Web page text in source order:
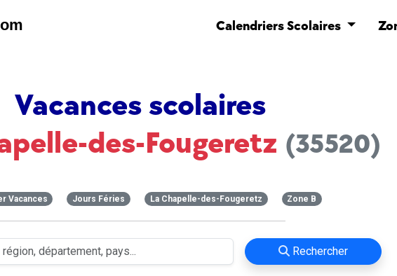
Calendriers Scolaires
Vacances scolaires
des-Fougeretz (35520)
Vacances Jours Féries La Chapelle-des-Fougeretz Zone B
Rechercher